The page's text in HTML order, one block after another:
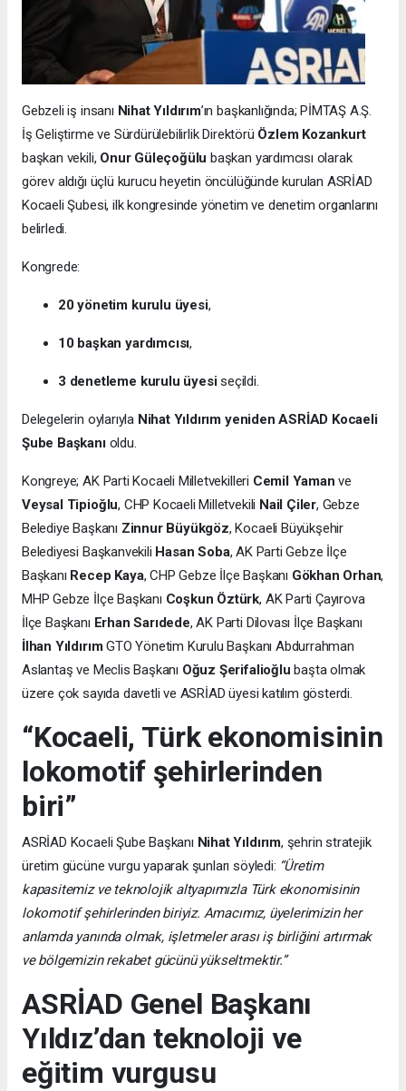
Gebzeli iş insanı Nihat Yıldırım’ın başkanlığında; PİMTAŞ A.Ş.
İş Geliştirme ve Sürdürülebilirlik Direktörü Özlem Kozankurt
başkan vekili, Onur Güleçoğülu başkan yardımcısı olarak
görev aldığı üçlü kurucu heyetin öncülüğünde kurulan ASRİAD
Kocaeli Şubesi, ilk kongresinde yönetim ve denetim organlarını
belirledi.
Kongrede:
20 yönetim kurulu üyesi,
10 başkan yardımcısı,
3 denetleme kurulu üyesiseçildi.
Delegelerin oylarıyla Nihat Yıldırım yeniden ASRİAD Kocaeli
Şube Başkanıoldu.
Kongreye; AK Parti Kocaeli Milletvekilleri Cemil Yaman ve
Veysal Tipioğlu, CHP Kocaeli Milletvekili Nail Çiler, Gebze
Belediye Başkanı Zinnur Büyükgöz, Kocaeli Büyükşehir
Belediyesi Başkanvekili Hasan Soba, AK Parti Gebze İlçe
Başkanı Recep Kaya, CHP Gebze İlçe Başkanı Gökhan Orhan,
MHP Gebze İlçe Başkanı Coşkun Öztürk, AK Parti Çayırova
İlçe Başkanı Erhan Sarıdede, AK Parti Dilovası İlçe Başkanı
İlhan YıldırımGTO Yönetim Kurulu Başkanı Abdurrahman
Aslantaş ve Meclis Başkanı Oğuz Şerifalioğlu başta olmak
üzere çok sayıda davetli ve ASRİAD üyesi katılım gösterdi.
“Kocaeli, Türk ekonomisinin
lokomotif şehirlerinden
biri”
ASRİAD Kocaeli Şube Başkanı Nihat Yıldırım, şehrin stratejik
üretim gücüne vurgu yaparak şunları söyledi: “Üretim
kapasitemiz ve teknolojik altyapımızla Türk ekonomisinin
lokomotif şehirlerinden biriyiz. Amacımız, üyelerimizin her
anlamda yanında olmak, işletmeler arası iş birliğini artırmak
ve bölgemizin rekabet gücünü yükseltmektir.”
ASRİAD Genel Başkanı
Yıldız’dan teknoloji ve
eğitim vurgusu